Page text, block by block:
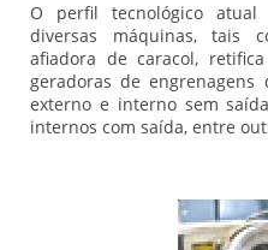
O perfil tecnológico
diversas máquinas, tais
afiadora de caracol,
geradoras de
externo e interno sem
internos com saída, entre